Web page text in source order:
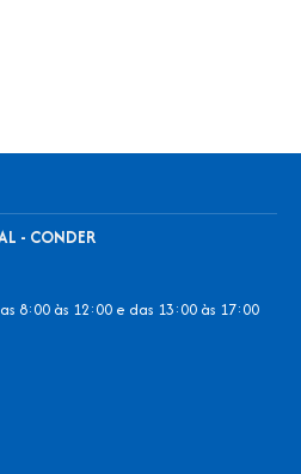
- CONDER
8:00 às 12:00 e das 13:00 às 17:00